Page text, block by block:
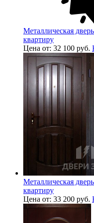
Металлическая
квартиру
Цена от: 32 100 руб.
Металлическая
квартиру
Цена от: 33 200 руб.